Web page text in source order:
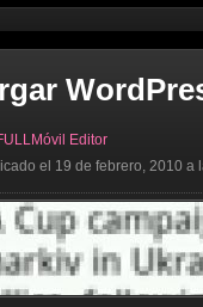
Editor
el 19 de febrero, 2010 a